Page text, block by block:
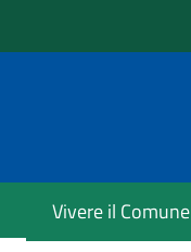
Vivere il Comune